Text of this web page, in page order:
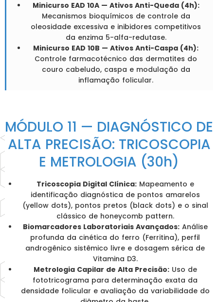
Minicurso EAD 10A — Ativos Anti-Queda (4h):
Mecanismos bioquímicos de controle da
oleosidade excessiva e inibidores competitivos
da enzima 5-alfa-redutase.
Minicurso EAD 10B — Ativos Anti-Caspa (4h):
Controle farmacotécnico das dermatites do
couro cabeludo, caspa e modulação da
inflamação folicular.
MÓDULO 11 — DIAGNÓSTICO DE
ALTA PRECISÃO: TRICOSCOPIA
E METROLOGIA (30h)
Tricoscopia Digital Clínica:Mapeamento e
identificação diagnóstica de pontos amarelos
(yellow dots), pontos pretos (black dots) e o sinal
clássico de honeycomb pattern.
Biomarcadores Laboratoriais Avançados:Análise
profunda da cinética do ferro (Ferritina), perfil
androgênico sistêmico livre e dosagem sérica de
Vitamina D3.
Metrologia Capilar de Alta Precisão:Uso de
fototricograma para determinação exata da
densidade folicular e avaliação da variabilidade do